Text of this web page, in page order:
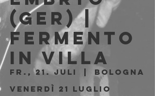
(Ger) |
Fermento
in Villa
Fr., 21. Juli
Bologna
Venerdì 21 Luglio